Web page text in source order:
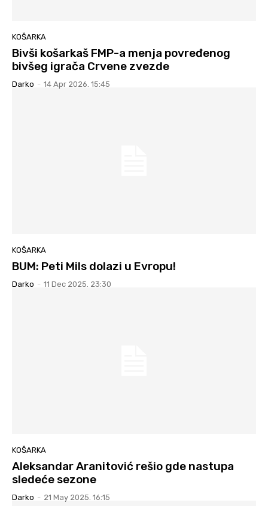
KOŠARKA
Bivši košarkaš FMP-a menja povređenog
bivšeg igrača Crvene zvezde
Darko - 14 Apr 2026. 15:45
KOŠARKA
BUM: Peti Mils dolazi u Evropu!
Darko - 11 Dec 2025. 23:30
KOŠARKA
Aleksandar Aranitović rešio gde nastupa
sledeće sezone
Darko - 21 May 2025. 16:15